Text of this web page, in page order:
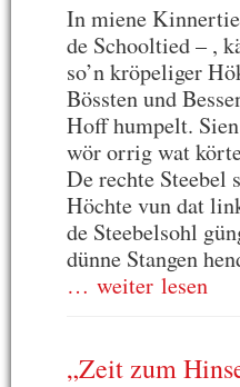
In miene
de Schooltied – ,
so’n kröpeliger
Bössten und
Hoff humpelt.
wör orrig wat
De rechte Steebel
Höchte vun dat
de Steebelsohl
dünne Stangen
… weiter lesen
„Zeit zum